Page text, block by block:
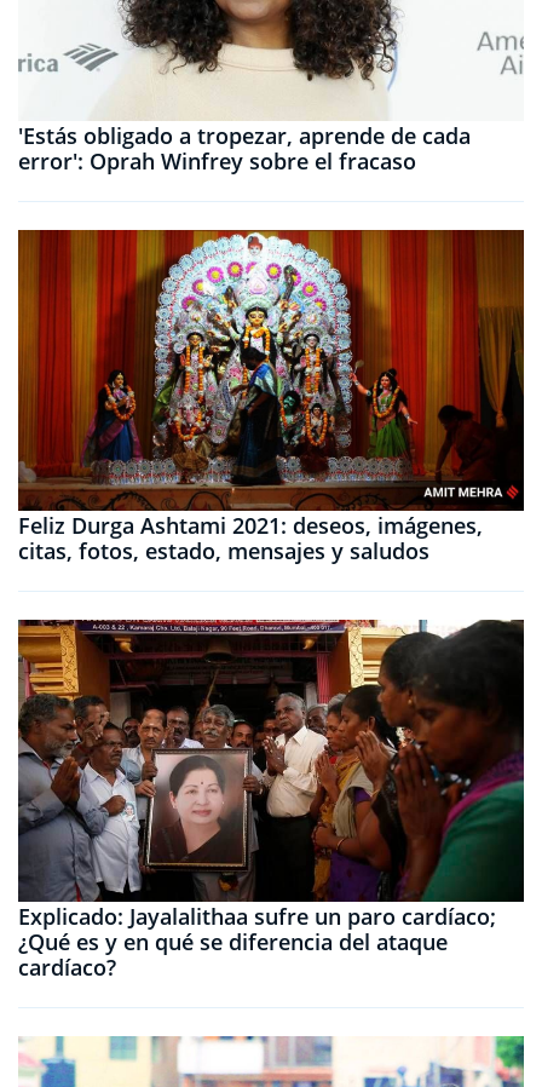
'Estás obligado a tropezar, aprende de cada
error': Oprah Winfrey sobre el fracaso
Feliz Durga Ashtami 2021: deseos, imágenes,
citas, fotos, estado, mensajes y saludos
Explicado: Jayalalithaa sufre un paro cardíaco;
¿Qué es y en qué se diferencia del ataque
cardíaco?